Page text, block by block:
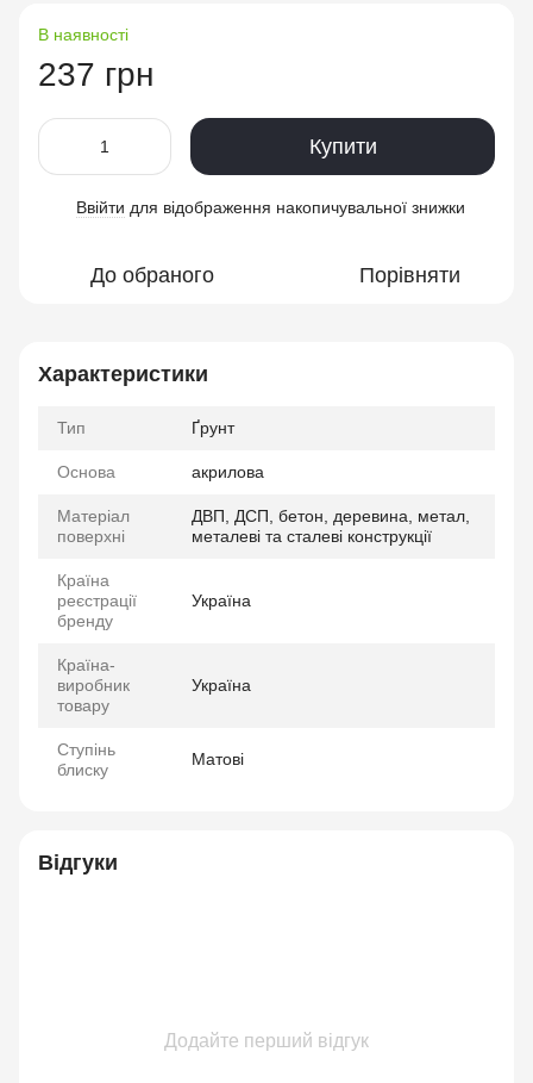
В наявності
237 грн
Купити
Ввійти для відображення накопичувальної знижки
До обраного Порівняти
Характеристики
Тип Ґрунт
Основа акрилова
Матеріал
поверхні
ДВП, ДСП, бетон, деревина, метал,
металеві та сталеві конструкції
Країна
реєстрації
бренду
Україна
Країна-
виробник
товару
Україна
Ступінь
блиску
Матові
Відгуки
Додайте перший відгук